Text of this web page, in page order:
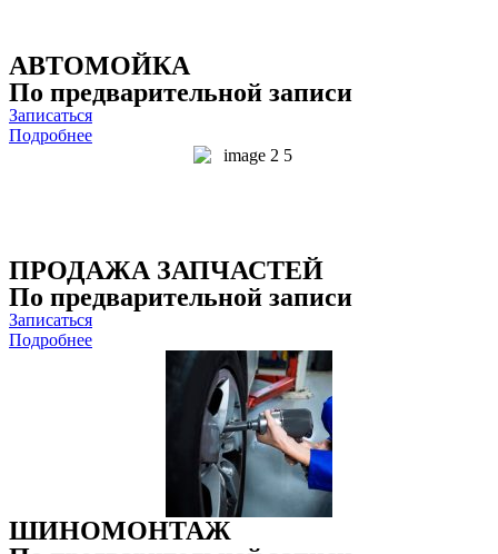
АВТОМОЙКА
По предварительной записи
Записаться
Подробнее
ПРОДАЖА ЗАПЧАСТЕЙ
По предварительной записи
Записаться
Подробнее
ШИНОМОНТАЖ